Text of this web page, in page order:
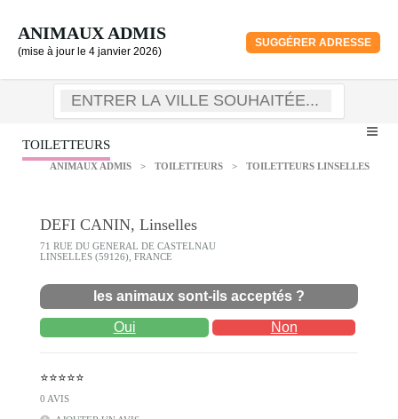
ANIMAUX ADMIS
(mise à jour le 4 janvier 2026)
SUGGÉRER ADRESSE
TOILETTEURS
ANIMAUX ADMIS > TOILETTEURS > TOILETTEURS LINSELLES
DEFI CANIN, Linselles
71 RUE DU GENERAL DE CASTELNAU
LINSELLES (59126), FRANCE
les animaux sont-ils acceptés ?
Oui Non
⭐⭐⭐⭐⭐
0 AVIS